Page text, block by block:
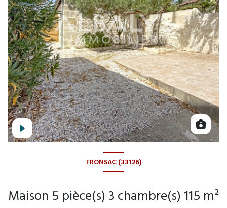
FRONSAC (33126)
Maison 5 pièce(s) 3 chambre(s) 115 m²